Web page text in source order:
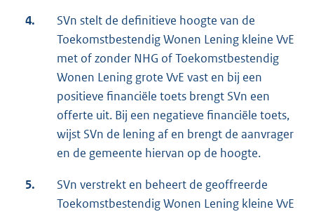
4.
SVn stelt de definitieve hoogte van de
Toekomstbestendig Wonen Lening kleine VvE
met of zonder NHG of Toekomstbestendig
Wonen Lening grote VvE vast en bij een
positieve financiële toets brengt SVn een
offerte uit. Bij een negatieve financiële toets,
wijst SVn de lening af en brengt de aanvrager
en de gemeente hiervan op de hoogte.
5.
SVn verstrekt en beheert de geoffreerde
Toekomstbestendig Wonen Lening kleine VvE